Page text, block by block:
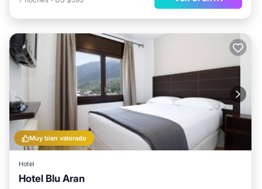
Muy bien valorado
Hotel
Hotel Blu Aran